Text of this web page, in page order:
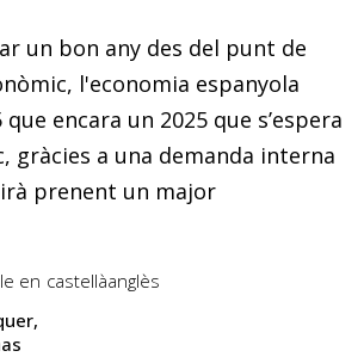
un bon any des del punt de
l'economia espanyola
encara un 2025 que s’espera
gràcies a una demanda interna
prenent un major
en castellàanglès